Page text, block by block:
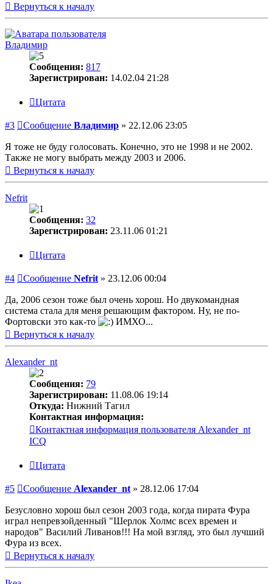
Вернуться к началу
Владимир
Сообщения: 817
Зарегистрирован: 14.02.04 21:28
Цитата
#3 Сообщение Владимир » 22.12.06 23:05
Я тоже не буду голосовать. Конечно, это не 1998 и не 2002.
Также не могу выбрать между 2003 и 2006.
Вернуться к началу
Nefrit
Сообщения: 32
Зарегистрирован: 23.11.06 01:21
Цитата
#4 Сообщение Nefrit » 23.12.06 00:04
Да, 2006 сезон тоже был очень хорош. Но двукомандная
система стала для меня решающим фактором. Ну, не по-
Фортовски это как-то
ИМХО...
Вернуться к началу
Alexander_nt
Сообщения: 79
Зарегистрирован: 11.08.06 19:14
Откуда: Нижний Тагил
Контактная информация:
Контактная информация пользователя Alexander_nt
ICQ
Цитата
#5 Сообщение Alexander_nt » 28.12.06 17:04
Безусловно хорош был сезон 2003 года, когда пирата Фура
играл непревзойденный "Шерлок Холмс всех времен и
народов" Василий Ливанов!!! На мой взгляд, это был лучший
Фура из всех.
Вернуться к началу